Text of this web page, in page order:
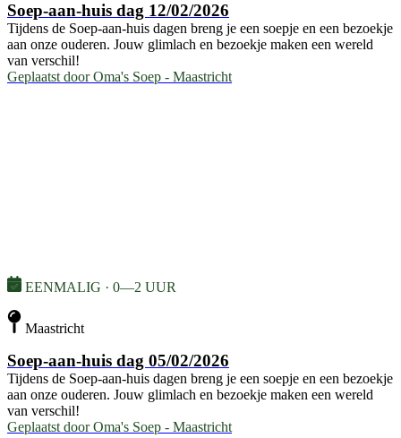
Soep-aan-huis dag 12/02/2026
Tijdens de Soep-aan-huis dagen breng je een soepje en een bezoekje
aan onze ouderen. Jouw glimlach en bezoekje maken een wereld
van verschil!
Geplaatst door Oma's Soep - Maastricht
EENMALIG · 0—2 UUR
Maastricht
Soep-aan-huis dag 05/02/2026
Tijdens de Soep-aan-huis dagen breng je een soepje en een bezoekje
aan onze ouderen. Jouw glimlach en bezoekje maken een wereld
van verschil!
Geplaatst door Oma's Soep - Maastricht